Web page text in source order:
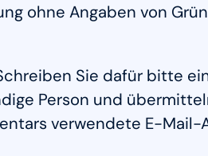
ohne Angaben von
Sie dafür bitte
Person und
verwendete E-Mail-